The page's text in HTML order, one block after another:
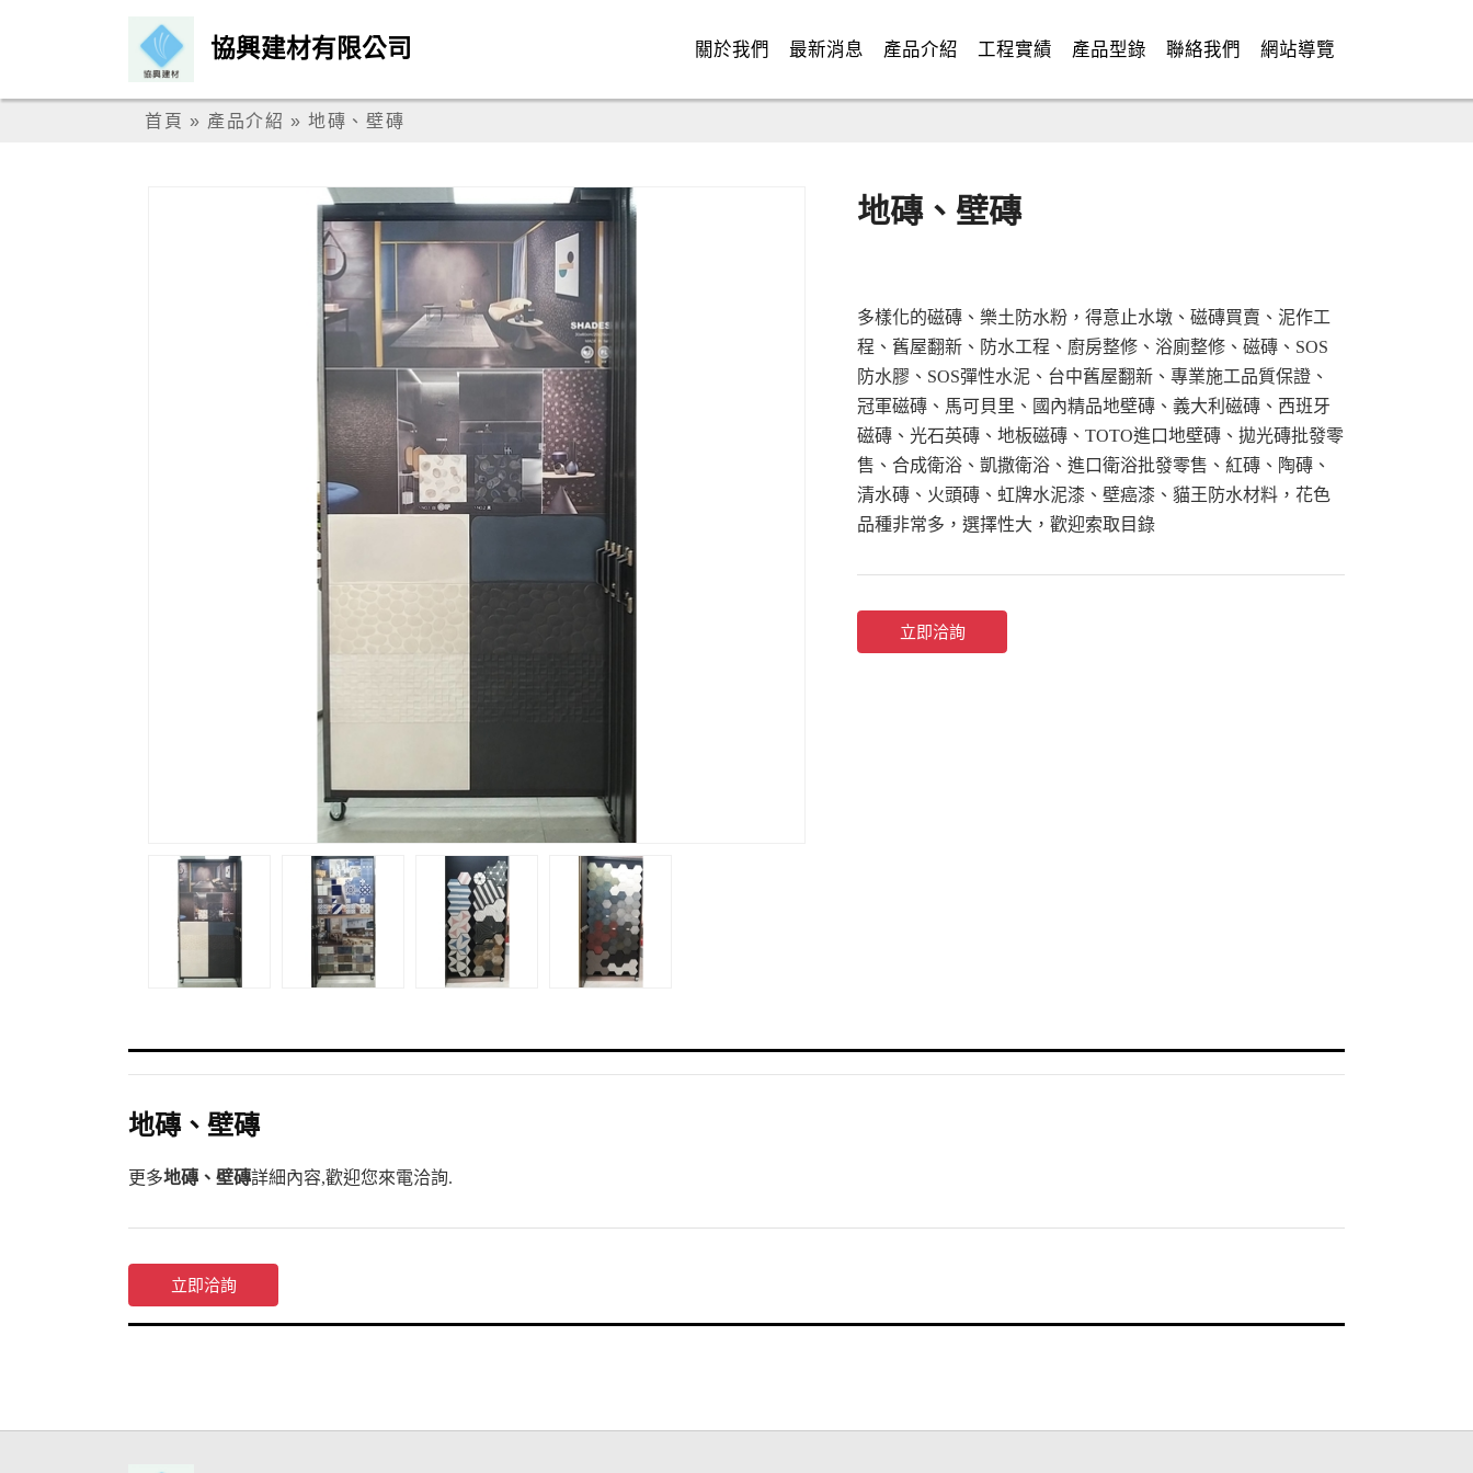
協興建材有限公司 關於我們 最新消息 產品介紹 工程實績 產品型錄 聯絡我們 網站導覽
首頁 » 產品介紹 »地磚、壁磚
地磚、壁磚
多樣化的磁磚、樂土防水粉，得意止水墩、磁磚買賣、泥作工
程、舊屋翻新、防水工程、廚房整修、浴廁整修、磁磚、SOS
防水膠、SOS彈性水泥、台中舊屋翻新、專業施工品質保證、
冠軍磁磚、馬可貝里、國內精品地壁磚、義大利磁磚、西班牙
磁磚、光石英磚、地板磁磚、TOTO進口地壁磚、拋光磚批發零
售、合成衛浴、凱撒衛浴、進口衛浴批發零售、紅磚、陶磚、
清水磚、火頭磚、虹牌水泥漆、壁癌漆、貓王防水材料，花色
品種非常多，選擇性大，歡迎索取目錄
地磚、壁磚
更多地磚、壁磚詳細內容,歡迎您來電洽詢.